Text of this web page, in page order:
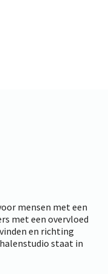
mensen met een
met een overvloed
en richting
staat in